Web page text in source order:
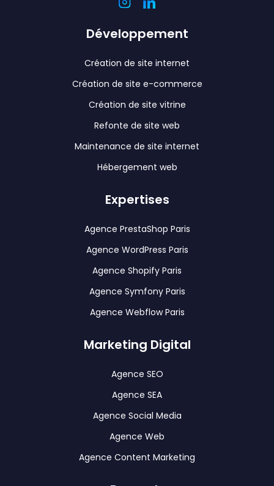
Développement
Création de site internet
Création de site e-commerce
Création de site vitrine
Refonte de site web
Maintenance de site internet
Hébergement web
Expertises
Agence PrestaShop Paris
Agence WordPress Paris
Agence Shopify Paris
Agence Symfony Paris
Agence Webflow Paris
Marketing Digital
Agence SEO
Agence SEA
Agence Social Media
Agence Web
Agence Content Marketing